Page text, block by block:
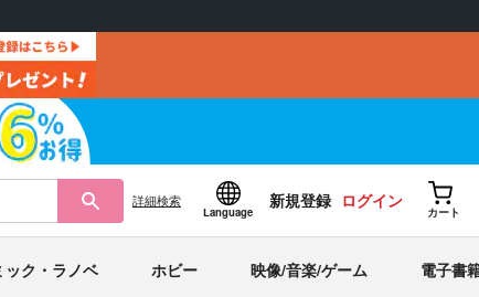
詳細検索
Language
新規登録 ログイン
カート
ック・ラノベ ホビー 映像/音楽/ゲーム 電子書